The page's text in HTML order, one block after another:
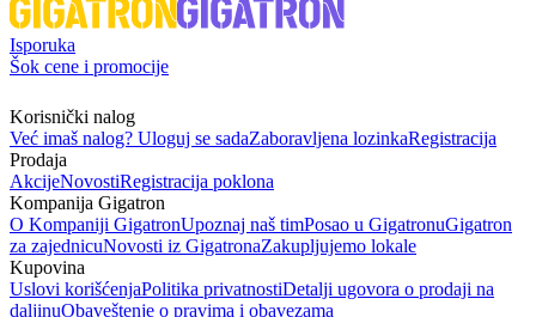
Isporuka
Šok cene i promocije
Korisnički nalog
Već imaš nalog? Uloguj se sadaZaboravljena lozinkaRegistracija
Prodaja
AkcijeNovostiRegistracija poklona
Kompanija Gigatron
O Kompaniji GigatronUpoznaj naš timPosao u GigatronuGigatron
za zajednicuNovosti iz GigatronaZakupljujemo lokale
Kupovina
Uslovi korišćenjaPolitika privatnostiDetalji ugovora o prodaji na
daljinuObaveštenje o pravima i obavezama